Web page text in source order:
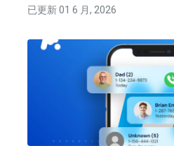
已更新 01 6 月, 2026